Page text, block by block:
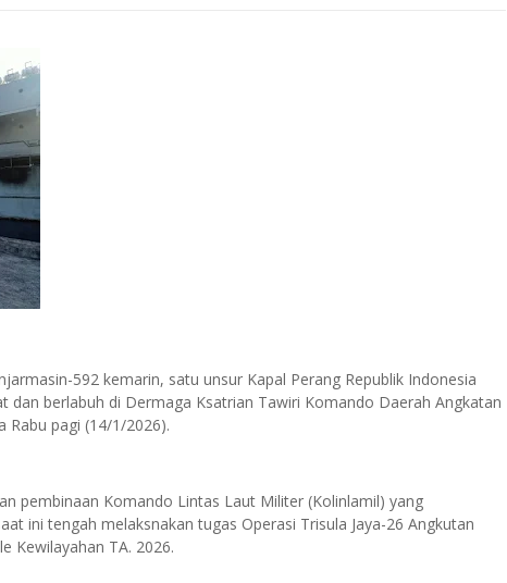
592 kemarin, satu unsur Kapal Perang Republik Indonesia
dan berlabuh di Dermaga Ksatrian Tawiri Komando Daerah Angkatan
Rabu pagi (14/1/2026).
pembinaan Komando Lintas Laut Militer (Kolinlamil) yang
ini tengah melaksnakan tugas Operasi Trisula Jaya-26 Angkutan
Kewilayahan TA. 2026.